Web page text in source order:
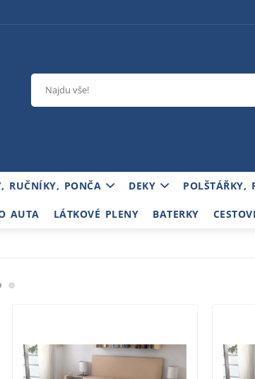
RUČNÍKY, PONČA DEKY POLŠTÁŘKY,
AUTA LÁTKOVÉ PLENY BATERKY